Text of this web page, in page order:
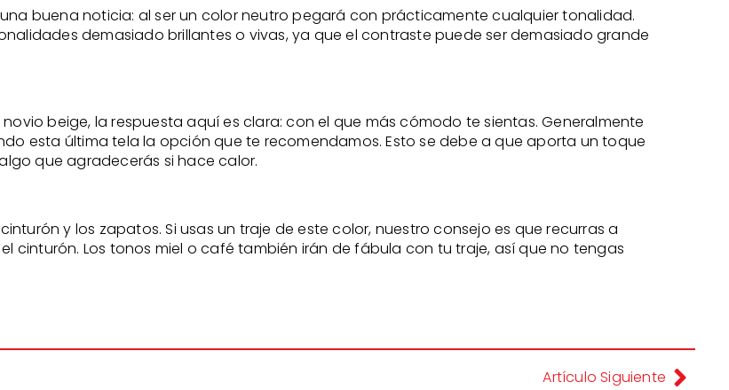
buena noticia: al ser un color neutro pegará con prácticamente cualquier tonalidad.
demasiado brillantes o vivas, ya que el contraste puede ser demasiado grande
beige, la respuesta aquí es clara: con el que más cómodo te sientas. Generalmente
esta última tela la opción que te recomendamos. Esto se debe a que aporta un toque
que agradecerás si hace calor.
y los zapatos. Si usas un traje de este color, nuestro consejo es que recurras a
Los tonos miel o café también irán de fábula con tu traje, así que no tengas
Artículo Siguiente